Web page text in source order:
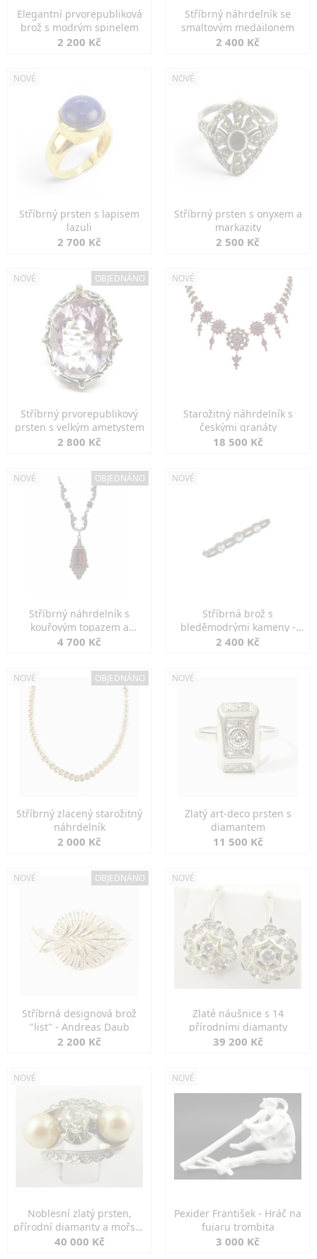
Elegantní prvorepubliková
brož s modrým spinelem
2 200 Kč
Stříbrný náhrdelník se
smaltovým medailonem
2 400 Kč
NOVÉ
Stříbrný prsten s lapisem
lazuli
2 700 Kč
NOVÉ
Stříbrný prsten s onyxem a
markazity
2 500 Kč
NOVÉ OBJEDNÁNO
Stříbrný prvorepublikový
prsten s velkým ametystem
2 800 Kč
NOVÉ
Starožitný náhrdelník s
českými granáty
18 500 Kč
NOVÉ OBJEDNÁNO
Stříbrný náhrdelník s
kouřovým topazem a
markazity
4 700 Kč
NOVÉ
Stříbrná brož s
bleděmodrými kameny -
jemná elegance
2 400 Kč
NOVÉ OBJEDNÁNO
Stříbrný zlacený starožitný
náhrdelník
2 000 Kč
NOVÉ
Zlatý art-deco prsten s
diamantem
11 500 Kč
NOVÉ OBJEDNÁNO
Stříbrná designová brož
"list" - Andreas Daub
2 200 Kč
NOVÉ
Zlaté náušnice s 14
přírodními diamanty
39 200 Kč
NOVÉ
Noblesní zlatý prsten,
přírodní diamanty a mořské
perly
40 000 Kč
NOVÉ
Pexider František - Hráč na
fujaru trombita
3 000 Kč